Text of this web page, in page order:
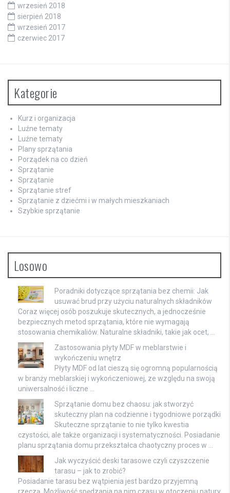
wrzesień 2018
sierpień 2018
wrzesień 2017
czerwiec 2017
Kategorie
Kurz i organizacja
Luźne tematy
Luźne tematy
Plany sprzątania
Porządek na co dzień
Sprzątanie
Sprzątanie
Sprzątanie stref
Sprzątanie z dziećmi i w małych mieszkaniach
Szybkie sprzątanie
Losowo
Poradniki dotyczące sprzątania bez chemii: Jak
usuwać brud przy użyciu naturalnych składników
Coraz więcej osób poszukuje skutecznych, a jednocześnie
bezpiecznych metod sprzątania, które nie wymagają
stosowania chemikaliów. Naturalne składniki, takie jak ocet, …
Zastosowania płyty MDF w meblarstwie i
wykończeniu wnętrz
Płyty MDF od lat cieszą się ogromną popularnością
w branży meblarskiej i wykończeniowej, ze względu na swoją
uniwersalność i liczne …
Sprzątanie domu bez chaosu: jak stworzyć
skuteczny plan na codzienne i tygodniowe porządki
Skuteczne sprzątanie to nie tylko kwestia
czystości, ale także organizacji i systematyczności. Posiadanie
planu sprzątania domu przekształca chaotyczny proces w …
Jak wyczyścić deski tarasowe czyli czyszczenie
tarasu – jak to zrobić?
Posiadanie tarasu bez wątpienia jest bardzo przyjemną